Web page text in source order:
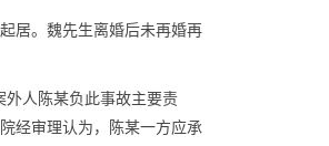
居。魏先生离婚后未再婚再
人陈某负此事故主要责
经审理认为，陈某一方应承